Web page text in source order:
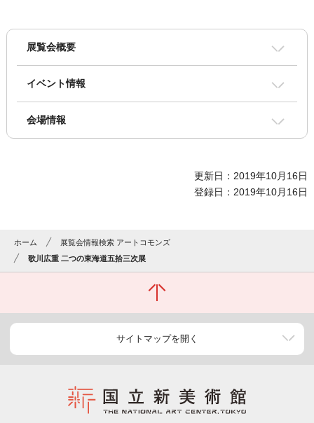
展覧会概要
イベント情報
会場情報
更新日：2019年10月16日
登録日：2019年10月16日
ホーム
展覧会情報検索 アートコモンズ
歌川広重 二つの東海道五拾三次展
サイトマップを開く